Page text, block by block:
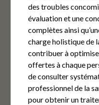
des troubles
évaluation et une
complètes ainsi
charge holistique de
contribuer à
offertes à chaque
de consulter
professionnel de la
pour obtenir un